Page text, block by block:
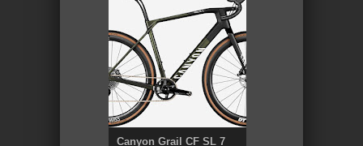
Canyon Grail CF SL 7